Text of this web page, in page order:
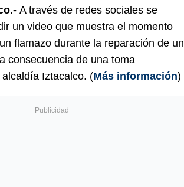
A través de redes sociales se
un video que muestra el momento
flamazo durante la reparación de un
consecuencia de una toma
Iztacalco. (Más información)